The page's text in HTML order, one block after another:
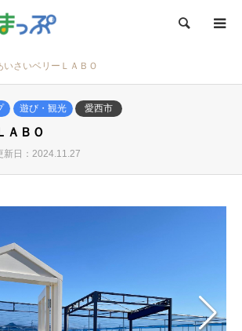
検索
いさいベリーＬＡＢＯ
遊び・観光 愛西市
ＡＢＯ
新日：2024.11.27